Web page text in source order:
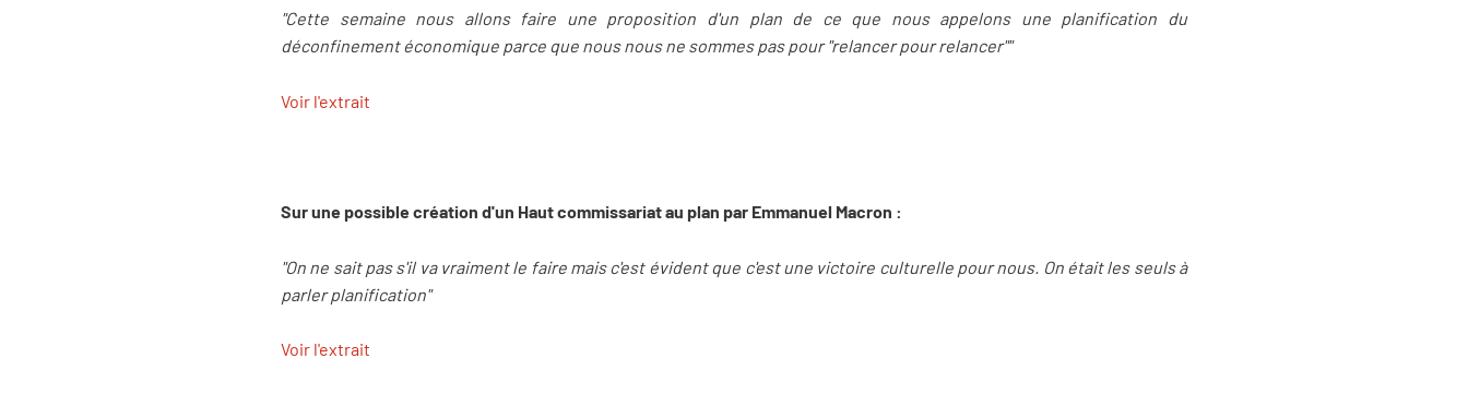
"Cette semaine nous allons faire une proposition d'un plan de ce que nous appelons une planification du
déconfinement économique parce que nous nous ne sommes pas pour "relancer pour relancer""
Voir l'extrait
Sur une possible création d'un Haut commissariat au plan par Emmanuel Macron :
"On ne sait pas s'il va vraiment le faire mais c'est évident que c'est une victoire culturelle pour nous. On était les seuls à
parler planification"
Voir l'extrait